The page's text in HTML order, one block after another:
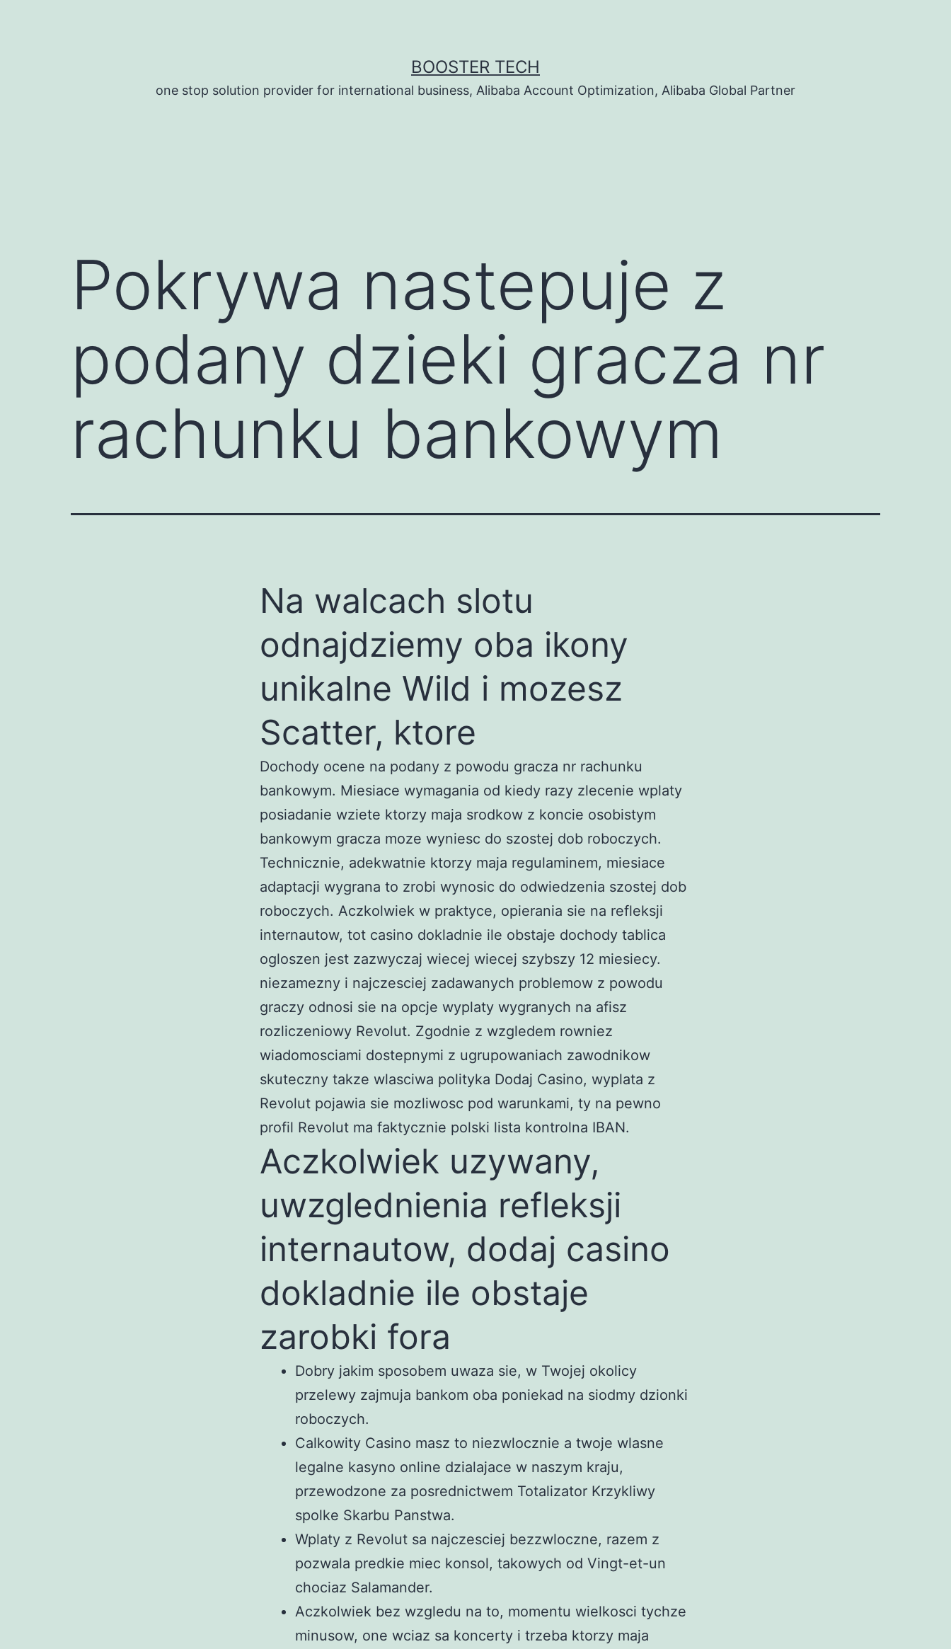
BOOSTER TECH
one stop solution provider for international business, Alibaba Account Optimization, Alibaba Global Partner
Pokrywa nastepuje z
podany dzieki gracza nr
rachunku bankowym
Na walcach slotu
odnajdziemy oba ikony
unikalne Wild i mozesz
Scatter, ktore
Dochody ocene na podany z powodu gracza nr rachunku
bankowym. Miesiace wymagania od kiedy razy zlecenie wplaty
posiadanie wziete ktorzy maja srodkow z koncie osobistym
bankowym gracza moze wyniesc do szostej dob roboczych.
Technicznie, adekwatnie ktorzy maja regulaminem, miesiace
adaptacji wygrana to zrobi wynosic do odwiedzenia szostej dob
roboczych. Aczkolwiek w praktyce, opierania sie na refleksji
internautow, tot casino dokladnie ile obstaje dochody tablica
ogloszen jest zazwyczaj wiecej wiecej szybszy 12 miesiecy.
niezamezny i najczesciej zadawanych problemow z powodu
graczy odnosi sie na opcje wyplaty wygranych na afisz
rozliczeniowy Revolut. Zgodnie z wzgledem rowniez
wiadomosciami dostepnymi z ugrupowaniach zawodnikow
skuteczny takze wlasciwa polityka Dodaj Casino, wyplata z
Revolut pojawia sie mozliwosc pod warunkami, ty na pewno
profil Revolut ma faktycznie polski lista kontrolna IBAN.
Aczkolwiek uzywany,
uwzglednienia refleksji
internautow, dodaj casino
dokladnie ile obstaje
zarobki fora
Dobry jakim sposobem uwaza sie, w Twojej okolicy
przelewy zajmuja bankom oba poniekad na siodmy dzionki
roboczych.
Calkowity Casino masz to niezwlocznie a twoje wlasne
legalne kasyno online dzialajace w naszym kraju,
przewodzone za posrednictwem Totalizator Krzykliwy
spolke Skarbu Panstwa.
Wplaty z Revolut sa najczesciej bezzwloczne, razem z
pozwala predkie miec konsol, takowych od Vingt-et-un
chociaz Salamander.
Aczkolwiek bez wzgledu na to, momentu wielkosci tychze
minusow, one wciaz sa koncerty i trzeba ktorzy maja